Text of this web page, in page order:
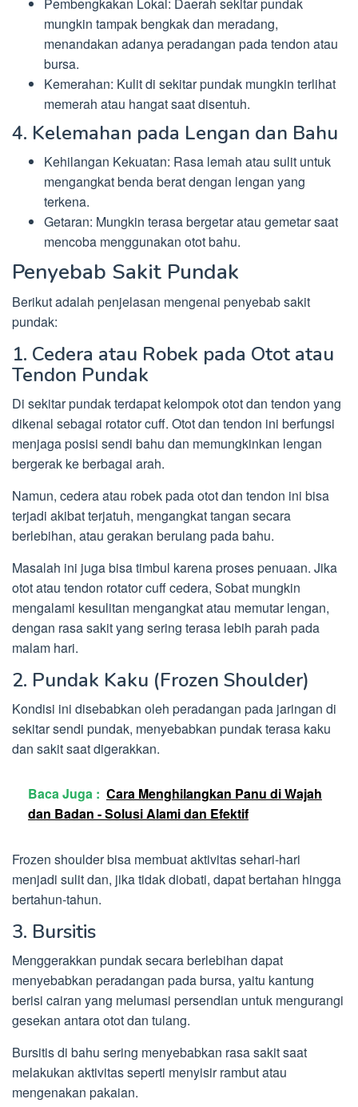
mungkin tampak bengkak dan meradang,
menandakan adanya peradangan pada tendon atau
bursa.
Kemerahan: Kulit di sekitar pundak mungkin terlihat
memerah atau hangat saat disentuh.
4. Kelemahan pada Lengan dan Bahu
Kehilangan Kekuatan: Rasa lemah atau sulit untuk
mengangkat benda berat dengan lengan yang
terkena.
Getaran: Mungkin terasa bergetar atau gemetar saat
mencoba menggunakan otot bahu.
Penyebab Sakit Pundak
Berikut adalah penjelasan mengenai penyebab sakit
pundak:
1. Cedera atau Robek pada Otot atau
Tendon Pundak
Di sekitar pundak terdapat kelompok otot dan tendon yang
dikenal sebagai rotator cuff. Otot dan tendon ini berfungsi
menjaga posisi sendi bahu dan memungkinkan lengan
bergerak ke berbagai arah.
Namun, cedera atau robek pada otot dan tendon ini bisa
terjadi akibat terjatuh, mengangkat tangan secara
berlebihan, atau gerakan berulang pada bahu.
Masalah ini juga bisa timbul karena proses penuaan. Jika
otot atau tendon rotator cuff cedera, Sobat mungkin
mengalami kesulitan mengangkat atau memutar lengan,
dengan rasa sakit yang sering terasa lebih parah pada
malam hari.
2. Pundak Kaku (Frozen Shoulder)
Kondisi ini disebabkan oleh peradangan pada jaringan di
sekitar sendi pundak, menyebabkan pundak terasa kaku
dan sakit saat digerakkan.
Baca Juga : Cara Menghilangkan Panu di Wajah
dan Badan - Solusi Alami dan Efektif
Frozen shoulder bisa membuat aktivitas sehari-hari
menjadi sulit dan, jika tidak diobati, dapat bertahan hingga
bertahun-tahun.
3. Bursitis
Menggerakkan pundak secara berlebihan dapat
menyebabkan peradangan pada bursa, yaitu kantung
berisi cairan yang melumasi persendian untuk mengurangi
gesekan antara otot dan tulang.
Bursitis di bahu sering menyebabkan rasa sakit saat
melakukan aktivitas seperti menyisir rambut atau
mengenakan pakaian.